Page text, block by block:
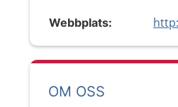
Webbplats:
OM OSS